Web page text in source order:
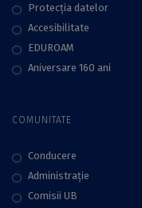
Protecţia datelor
Accesibilitate
EDUROAM
Aniversare 160 ani
COMUNITATE
Conducere
Administraţie
Comisii UB